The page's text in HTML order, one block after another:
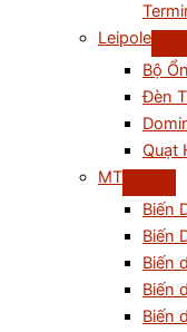
Leipole
Bộ
Đèn
Quạt
MT
Biến
Biến
Biến
Biến
Biến